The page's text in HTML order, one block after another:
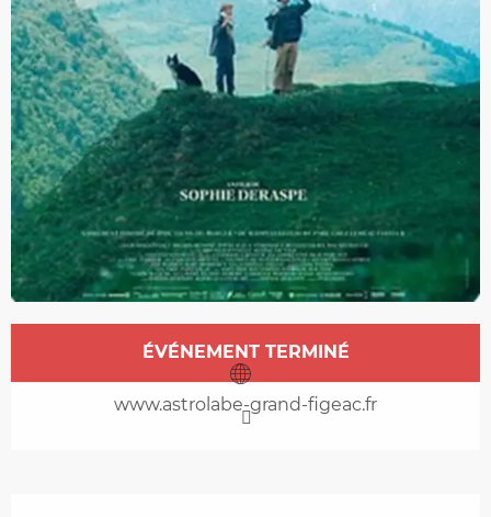
Ouverture et coordonnées
ÉVÉNEMENT TERMINÉ
www.astrolabe-grand-figeac.fr